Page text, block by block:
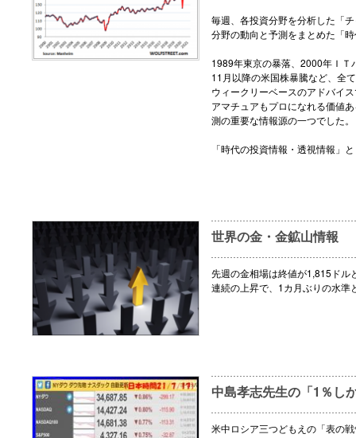
毎週、各投資分野を分析した「
分野の動向と予測をまとめた「
1989年東京の暴落、2000年Ｉ
11月以降の米国株暴騰など、全
ウィークリーベースのアドバイ
アマチュアもプロになれる価値
測の重要な情報源の一つでした。
「時代の投資情報・透視情報」
世界の金・金鉱山情報
先週の金相場は終値が1,815ドル
連続の上昇で、1カ月ぶりの水準
中島孝志先生の「1％し
米中ロシア三つどもえの「表の